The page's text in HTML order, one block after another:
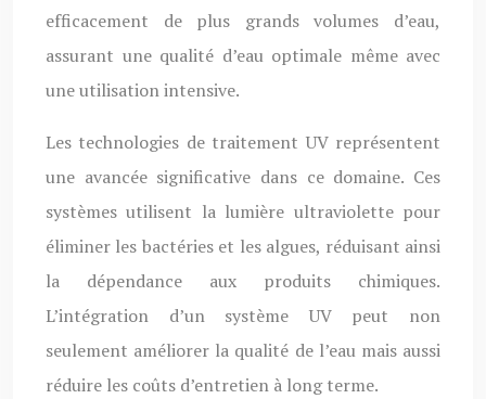
efficacement de plus grands volumes d’eau,
assurant une qualité d’eau optimale même avec
une utilisation intensive.
Les technologies de traitement UV représentent
une avancée significative dans ce domaine. Ces
systèmes utilisent la lumière ultraviolette pour
éliminer les bactéries et les algues, réduisant ainsi
la dépendance aux produits chimiques.
L’intégration d’un système UV peut non
seulement améliorer la qualité de l’eau mais aussi
réduire les coûts d’entretien à long terme.